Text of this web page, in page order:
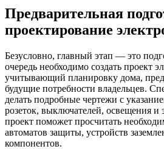
Предварительная
проектирование
Безусловно, главный этап — это
очередь необходимо создать проект
учитывающий планировку дома,
будущие потребности владельцев.
делать подробные чертежи с
розеток, выключателей, освещения и
проект поможет просчитать
автоматов защиты, устройств
компонентов.